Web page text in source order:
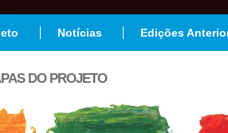
Notícias Edições
DO PROJETO